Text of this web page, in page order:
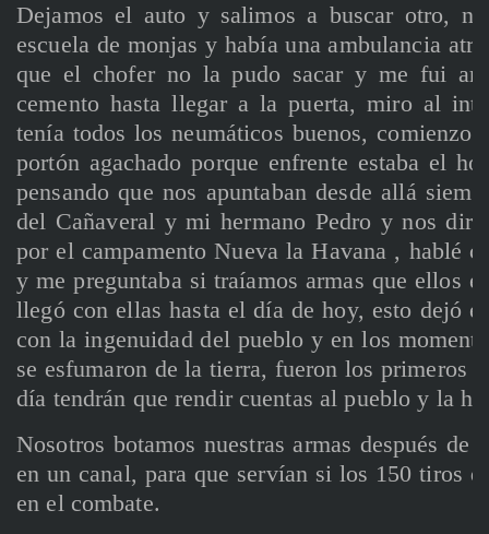
Dejamos el auto y salimos a buscar otro,
escuela de monjas y había una ambulancia
que el chofer no la pudo sacar y me fui
cemento hasta llegar a la puerta, miro al
tenía todos los neumáticos buenos, comienzo
portón agachado porque enfrente estaba el
pensando que nos apuntaban desde allá
del Cañaveral y mi hermano Pedro y nos
por el campamento Nueva la Havana , hablé
y me preguntaba si traíamos armas que ellos
llegó con ellas hasta el día de hoy, esto dejó
con la ingenuidad del pueblo y en los
se esfumaron de la tierra, fueron los primeros
día tendrán que rendir cuentas al pueblo y la
Nosotros botamos nuestras armas después
en un canal, para que servían si los 150 tiros
en el combate.